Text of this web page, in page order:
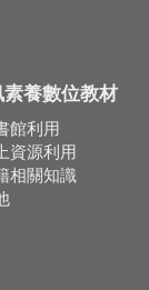
素養數位教材
館利用
資源利用
相關知識